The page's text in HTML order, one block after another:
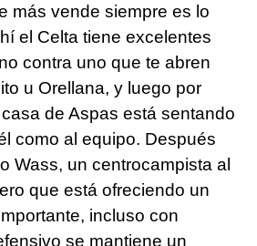
más vende siempre es lo
el Celta tiene excelentes
contra uno que te abren
u Orellana, y luego por
de Aspas está sentando
como al equipo. Después
Wass, un centrocampista al
que está ofreciendo un
incluso con
se mantiene un